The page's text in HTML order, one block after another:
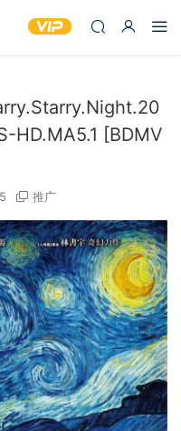
HD.MA5.1 [BDMV
5 推广